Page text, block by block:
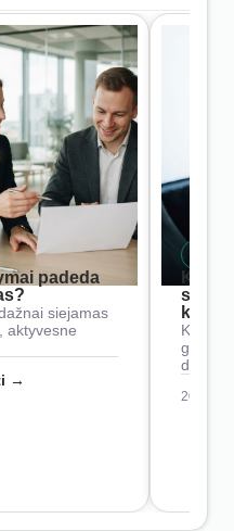
padeda
siejamas
aktyvesne
→
Kaip
2026-